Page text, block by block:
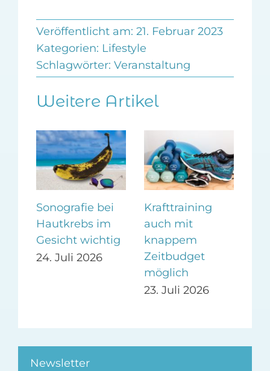
Veröffentlicht am: 21. Februar 2023
Kategorien: Lifestyle
Schlagwörter: Veranstaltung
Weitere Artikel
Sonografie bei
Hautkrebs im
Gesicht wichtig
24. Juli 2026
Krafttraining
auch mit
knappem
Zeitbudget
möglich
23. Juli 2026
Newsletter